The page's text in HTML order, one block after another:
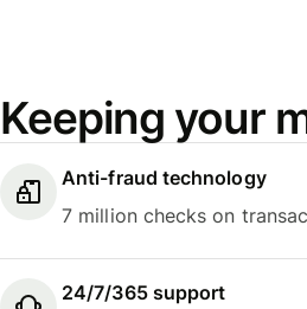
Keeping your
Anti-fraud technology
7 million checks on
24/7/365 support